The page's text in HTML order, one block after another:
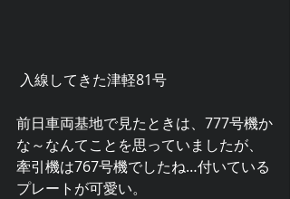
入線してきた津軽81号
前日車両基地で見たときは、777号機か
な～なんてことを思っていましたが、
牽引機は767号機でしたね…付いている
プレートが可愛い。